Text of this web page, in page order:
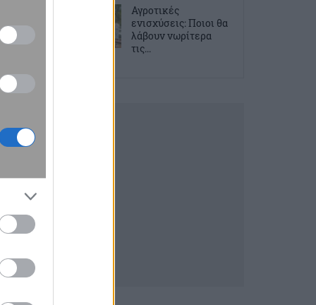
Αγροτικές
ενισχύσεις: Ποιοι θα
λάβουν νωρίτερα
τις...